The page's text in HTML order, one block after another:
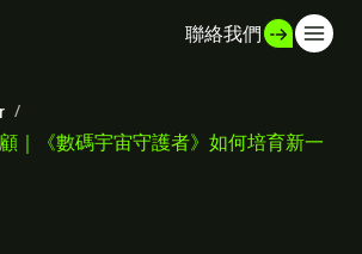
聯絡我們
/
｜《數碼宇宙守護者》如何培育新一